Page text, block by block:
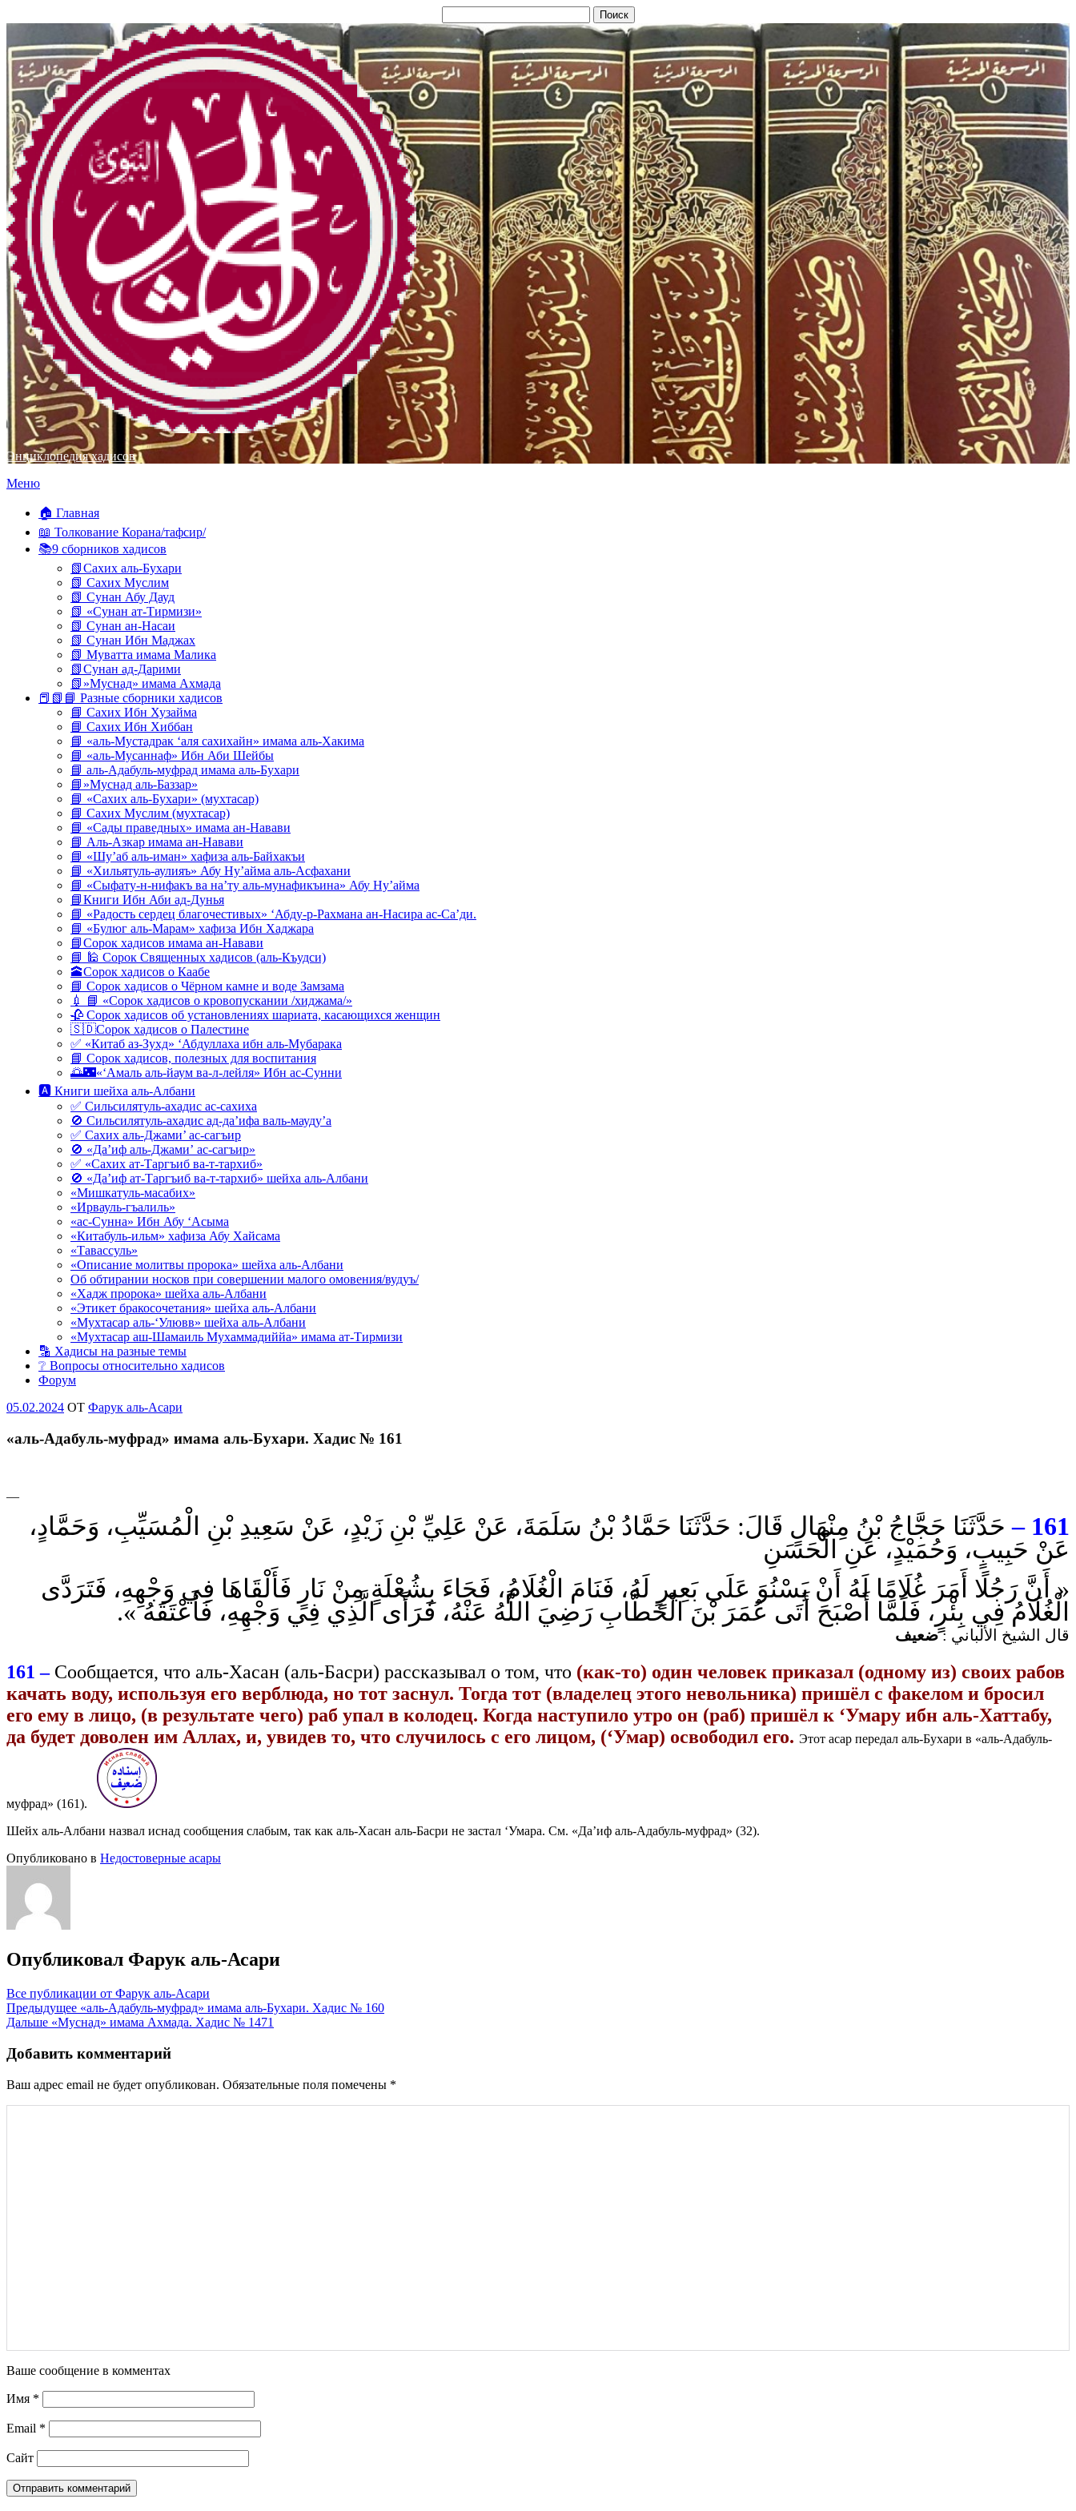
Энциклопедия хадисов
Перейти
содержимому
Меню
🏠 Главная
📖 Толкование Корана/тафсир/
📚9 сборников хадисов
📗Сахих аль-Бухари
📗 Сахих Муслим
📗 Сунан Абу Дауд
📗 «Сунан ат-Тирмизи»
📗 Сунан ан-Насаи
📗 Сунан Ибн Маджах
📗 Муватта имама Малика
📗Сунан ад-Дарими
📗»Муснад» имама Ахмада
📕📗📘 Разные сборники хадисов
📘 Сахих Ибн Хузайма
📘 Сахих Ибн Хиббан
📘 «аль-Мустадрак ‘аля сахихайн» имама аль-Хакима
📘 «аль-Мусаннаф» Ибн Аби Шейбы
📘 аль-Адабуль-муфрад имама аль-Бухари
📘»Муснад аль-Баззар»
📘 «Сахих аль-Бухари» (мухтасар)
📘 Сахих Муслим (мухтасар)
📘 «Сады праведных» имама ан-Навави
📘 Аль-Азкар имама ан-Навави
📘 «Шу’аб аль-иман» хафиза аль-Байхакъи
📘 «Хильятуль-аулияъ» Абу Ну’айма аль-Асфахани
📘 «Сыфату-н-нифакъ ва на’ту аль-мунафикъина» Абу Ну’айма
📘Книги Ибн Аби ад-Дунья
📘 «Радость сердец благочестивых» ‘Абду-р-Рахмана ан-Насира ас-Са’ди.
📘 «Булюг аль-Марам» хафиза Ибн Хаджара
📘Сорок хадисов имама ан-Навави
📘 🕌 Сорок Священных хадисов (аль-Къудси)
🕋Сорок хадисов о Каабе
📘 Сорок хадисов о Чёрном камне и воде Замзама
💉 📘 «Сорок хадисов о кровопускании /хиджама/»
🥀 Сорок хадисов об установлениях шариата, касающихся женщин
🇸🇩Сорок хадисов о Палестине
✅ «Китаб аз-Зухд» ‘Абдуллаха ибн аль-Мубарака
📘 Сорок хадисов, полезных для воспитания
🌅🌃«‘Амаль аль-йаум ва-л-лейля» Ибн ас-Сунни
🅰 Книги шейха аль-Албани
✅ Сильсилятуль-ахадис ас-сахиха
🚫 Сильсилятуль-ахадис ад-да’ифа валь-мауду’а
✅ Сахих аль-Джами’ ас-сагъир
🚫 «Да’иф аль-Джами’ ас-сагъир»
✅ «Сахих ат-Таргъиб ва-т-тархиб»
🚫 «Да’иф ат-Таргъиб ва-т-тархиб» шейха аль-Албани
«Мишкатуль-масабих»
«Ирвауль-гъалиль»
«ас-Сунна» Ибн Абу ‘Асыма
«Китабуль-ильм» хафиза Абу Хайсама
«Тавассуль»
«Описание молитвы пророка» шейха аль-Албани
Об обтирании носков при совершении малого омовения/вудуъ/
«Хадж пророка» шейха аль-Албани
«Этикет бракосочетания» шейха аль-Албани
«Мухтасар аль-‘Улювв» шейха аль-Албани
«Мухтасар аш-Шамаиль Мухаммадиййа» имама ат-Тирмизи
🔡 Хадисы на разные темы
❔ Вопросы относительно хадисов
Форум
Опубликовано
05.02.2024 OT Фарук аль-Асари
«аль-Адабуль-муфрад» имама аль-Бухари. Хадис № 161
—
161 –
حَدَّثَنَا حَجَّاجُ بْنُ مِنْهَالٍ قَالَ: حَدَّثَنَا حَمَّادُ بْنُ سَلَمَةَ، عَنْ عَلِيِّ بْنِ زَيْدٍ، عَنْ سَعِيدِ بْنِ الْمُسَيِّبِ، وَحَمَّادٍ،
عَنْ حَبِيبٍ، وَحُمَيْدٍ، عَنِ الْحَسَنِ
« أَنَّ رَجُلًا أَمَرَ غُلَامًا لَهُ أَنْ يَسْنُوَ عَلَى بَعِيرٍ لَهُ، فَنَامَ الْغُلَامُ، فَجَاءَ بِشُعْلَةٍ مِنْ نَارٍ فَأَلْقَاهَا فِي وَجْهِهِ، فَتَرَدَّى
الْغُلَامُ فِي بِئْرٍ، فَلَمَّا أَصْبَحَ أَتَى عُمَرَ بْنَ الْخَطَّابِ رَضِيَ اللَّهُ عَنْهُ، فَرَأَى الَّذِي فِي وَجْهِهِ، فَأَعْتَقَهُ ».
قال الشيخ الألباني :ضعيف
161 –Сообщается, что аль-Хасан (аль-Басри) рассказывал о том, что (как-то) один человек приказал (одному из) своих рабов
качать воду, используя его верблюда, но тот заснул. Тогда тот (владелец этого невольника) пришёл с факелом и бросил
его ему в лицо, (в результате чего) раб упал в колодец. Когда наступило утро он (раб) пришёл к ‘Умару ибн аль-Хаттабу,
да будет доволен им Аллах, и, увидев то, что случилось с его лицом, (‘Умар) освободил его. Этот асар передал аль-Бухари в «аль-Адабуль-
муфрад» (161).
Шейх аль-Албани назвал иснад сообщения слабым, так как аль-Хасан аль-Басри не застал ‘Умара. См. «Да’иф аль-Адабуль-муфрад» (32).
Опубликовано в Недостоверные асары
Опубликовал Фарук аль-Асари
Все публикации от Фарук аль-Асари
Навигация
по
записям
Предыдущее «аль-Адабуль-муфрад» имама аль-Бухари. Хадис № 160
Дальше «Муснад» имама Ахмада. Хадис № 1471
Добавить комментарий
Ваш адрес email не будет опубликован. Обязательные поля помечены *
Ваше сообщение в комментах
Имя *
Email *
Сайт